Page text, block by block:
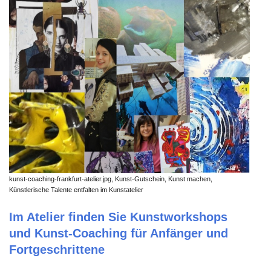
kunst-coaching-frankfurt-atelier.jpg, Kunst-Gutschein, Kunst machen,
Künstlerische Talente entfalten im Kunstatelier
Im Atelier finden Sie Kunstworkshops
und Kunst-Coaching für Anfänger und
Fortgeschrittene